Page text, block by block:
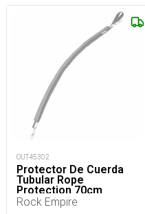
OUT45302
Protector De Cuerda
Tubular Rope
Protection 70cm
Rock Empire